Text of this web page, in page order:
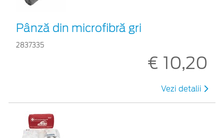
Pânză din microfibră gri
2837335
€ 10,20
Vezi detalii